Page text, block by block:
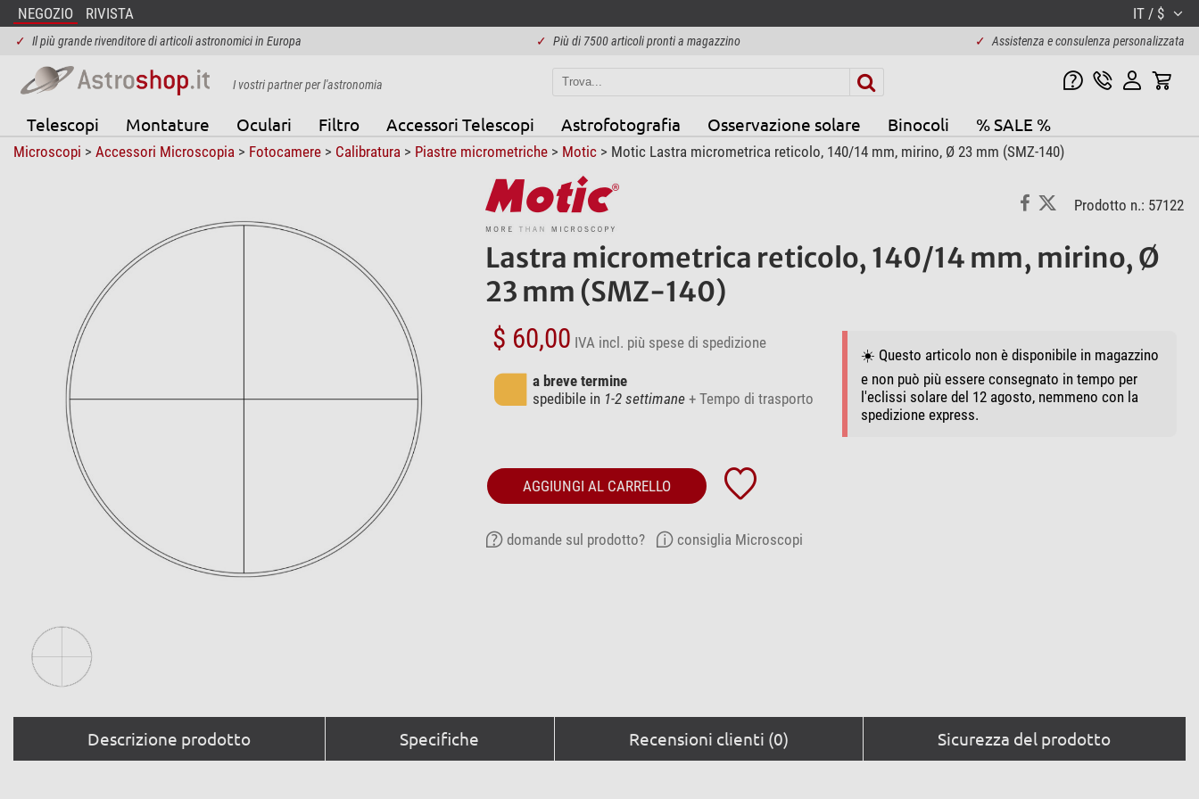
NEGOZIO RIVISTA IT / $
✓ Il più grande rivenditore di articoli astronomici in Europa ✓ Più di 7500 articoli pronti a magazzino ✓ Assistenza e consulenza personalizzata
I vostri partner per l'astronomia
Telescopi Montature Oculari Filtro Accessori Telescopi Astrofotografia Osservazione solare Binocoli % SALE %
Microscopi > Accessori Microscopia > Fotocamere> Calibratura > Piastre micrometriche> Motic> Motic Lastra micrometrica reticolo, 140/14 mm, mirino, Ø 23 mm (SMZ-140)
Prodotto n.: 57122
Lastra micrometrica reticolo, 140/14 mm, mirino, Ø
23 mm (SMZ-140)
$ 60,00 IVA incl. più spese di spedizione
a breve termine
spedibile in 1-2 settimane + Tempo di trasporto
☀️ Questo articolo non è disponibile in magazzino
e non può più essere consegnato in tempo per
l'eclissi solare del 12 agosto, nemmeno con la
spedizione express.
AGGIUNGI AL CARRELLO
domande sul prodotto? consiglia Microscopi
Descrizione prodotto Specifiche Recensioni clienti (0) Sicurezza del prodotto